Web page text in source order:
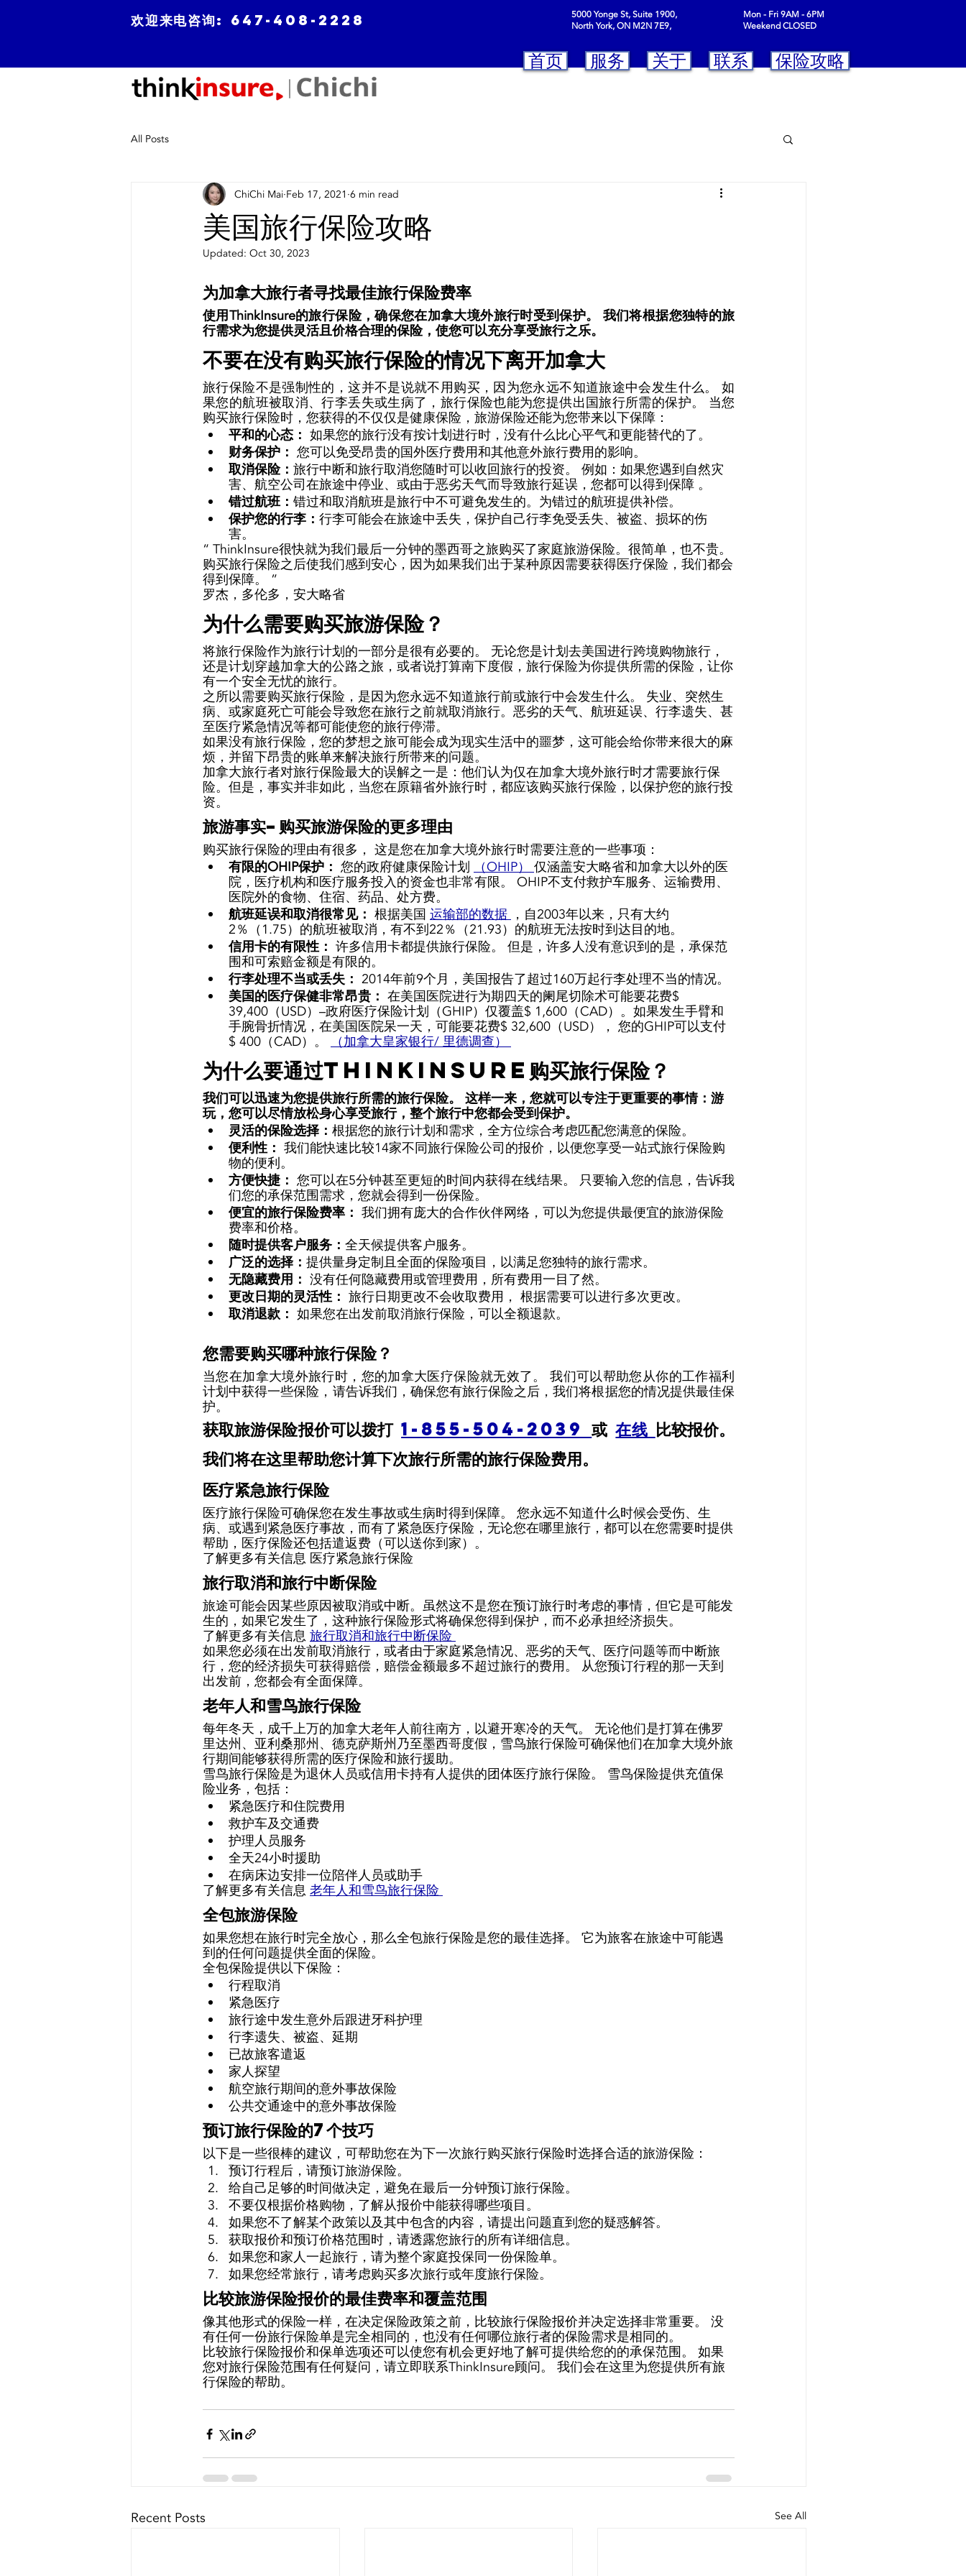
首页 服务 关于 联系 保险攻略
欢迎来电咨询: 647-408-2228
5000 Yonge St, Suite 1900,
North York, ON M2N 7E9,
Mon - Fri 9AM - 6PM
Weekend CLOSED
All Posts
美国旅行保险攻略
ChiChi Mai Feb 17, 2021 6 min read
Updated: Oct 30, 2023
为加拿大旅行者寻找最佳旅行保险费率
使用ThinkInsure的旅行保险，确保您在加拿大境外旅行时受到保护。 我们将根据您独特的旅
行需求为您提供灵活且价格合理的保险，使您可以充分享受旅行之乐。
不要在没有购买旅行保险的情况下离开加拿大
旅行保险不是强制性的，这并不是说就不用购买，因为您永远不知道旅途中会发生什么。 如
果您的航班被取消、行李丢失或生病了，旅行保险也能为您提供出国旅行所需的保护。 当您
购买旅行保险时，您获得的不仅仅是健康保险，旅游保险还能为您带来以下保障：
平和的心态： 如果您的旅行没有按计划进行时，没有什么比心平气和更能替代的了。
财务保护： 您可以免受昂贵的国外医疗费用和其他意外旅行费用的影响。
取消保险： 旅行中断和旅行取消您随时可以收回旅行的投资。 例如：如果您遇到自然灾
害、航空公司在旅途中停业、或由于恶劣天气而导致旅行延误，您都可以得到保障 。
错过航班： 错过和取消航班是旅行中不可避免发生的。为错过的航班提供补偿。
保护您的行李： 行李可能会在旅途中丢失，保护自己行李免受丢失、被盗、损坏的伤
害。
“ ThinkInsure很快就为我们最后一分钟的墨西哥之旅购买了家庭旅游保险。很简单，也不贵。
购买旅行保险之后使我们感到安心，因为如果我们出于某种原因需要获得医疗保险，我们都会
得到保障。 ”
罗杰，多伦多，安大略省
为什么需要购买旅游保险？
将旅行保险作为旅行计划的一部分是很有必要的。 无论您是计划去美国进行跨境购物旅行，
还是计划穿越加拿大的公路之旅，或者说打算南下度假，旅行保险为你提供所需的保险，让你
有一个安全无忧的旅行。
之所以需要购买旅行保险，是因为您永远不知道旅行前或旅行中会发生什么。 失业、突然生
病、或家庭死亡可能会导致您在旅行之前就取消旅行。恶劣的天气、航班延误、行李遗失、甚
至医疗紧急情况等都可能使您的旅行停滞。
如果没有旅行保险，您的梦想之旅可能会成为现实生活中的噩梦，这可能会给你带来很大的麻
烦，并留下昂贵的账单来解决旅行所带来的问题。
加拿大旅行者对旅行保险最大的误解之一是：他们认为仅在加拿大境外旅行时才需要旅行保
险。但是，事实并非如此，当您在原籍省外旅行时，都应该购买旅行保险，以保护您的旅行投
资。
旅游事实–购买旅游保险的更多理由
购买旅行保险的理由有很多， 这是您在加拿大境外旅行时需要注意的一些事项：
有限的OHIP保护： 您的政府健康保险计划 （OHIP） 仅涵盖安大略省和加拿大以外的医
院，医疗机构和医疗服务投入的资金也非常有限。 OHIP不支付救护车服务、运输费用、
医院外的食物、住宿、药品、处方费。
航班延误和取消很常见： 根据美国 运输部的数据 ，自2003年以来，只有大约
2％（1.75）的航班被取消，有不到22％（21.93）的航班无法按时到达目的地。
信用卡的有限性： 许多信用卡都提供旅行保险。 但是，许多人没有意识到的是，承保范
围和可索赔金额是有限的。
行李处理不当或丢失： 2014年前9个月，美国报告了超过160万起行李处理不当的情况。
美国的医疗保健非常昂贵： 在美国医院进行为期四天的阑尾切除术可能要花费$
39,400（USD）–政府医疗保险计划（GHIP）仅覆盖$ 1,600（CAD）。如果发生手臂和
手腕骨折情况，在美国医院呆一天，可能要花费$ 32,600（USD）， 您的GHIP可以支付
$ 400（CAD）。 （加拿大皇家银行/ 里德调查）
为什么要通过ThinkInsure购买旅行保险？
我们可以迅速为您提供旅行所需的旅行保险。 这样一来，您就可以专注于更重要的事情：游
玩，您可以尽情放松身心享受旅行，整个旅行中您都会受到保护。
灵活的保险选择： 根据您的旅行计划和需求，全方位综合考虑匹配您满意的保险。
便利性： 我们能快速比较14家不同旅行保险公司的报价，以便您享受一站式旅行保险购
物的便利。
方便快捷： 您可以在5分钟甚至更短的时间内获得在线结果。 只要输入您的信息，告诉我
们您的承保范围需求，您就会得到一份保险。
便宜的旅行保险费率： 我们拥有庞大的合作伙伴网络，可以为您提供最便宜的旅游保险
费率和价格。
随时提供客户服务： 全天候提供客户服务。
广泛的选择： 提供量身定制且全面的保险项目，以满足您独特的旅行需求。
无隐藏费用： 没有任何隐藏费用或管理费用，所有费用一目了然。
更改日期的灵活性： 旅行日期更改不会收取费用， 根据需要可以进行多次更改。
取消退款： 如果您在出发前取消旅行保险，可以全额退款。
您需要购买哪种旅行保险？
当您在加拿大境外旅行时，您的加拿大医疗保险就无效了。 我们可以帮助您从你的工作福利
计划中获得一些保险，请告诉我们，确保您有旅行保险之后，我们将根据您的情况提供最佳保
护。
获取旅游保险报价可以拨打 1-855-504-2039 或 在线 比较报价。
我们将在这里帮助您计算下次旅行所需的旅行保险费用。
医疗紧急旅行保险
医疗旅行保险可确保您在发生事故或生病时得到保障。 您永远不知道什么时候会受伤、生
病、或遇到紧急医疗事故，而有了紧急医疗保险，无论您在哪里旅行，都可以在您需要时提供
帮助，医疗保险还包括遣返费（可以送你到家）。
了解更多有关信息 医疗紧急旅行保险
旅行取消和旅行中断保险
旅途可能会因某些原因被取消或中断。虽然这不是您在预订旅行时考虑的事情，但它是可能发
生的，如果它发生了，这种旅行保险形式将确保您得到保护，而不必承担经济损失。
了解更多有关信息 旅行取消和旅行中断保险
如果您必须在出发前取消旅行，或者由于家庭紧急情况、恶劣的天气、医疗问题等而中断旅
行，您的经济损失可获得赔偿，赔偿金额最多不超过旅行的费用。 从您预订行程的那一天到
出发前，您都会有全面保障。
老年人和雪鸟旅行​​保险
每年冬天，成千上万的加拿大老年人前往南方，以避开寒冷的天气。 无论他们是打算在佛罗
里达州、亚利桑那州、德克萨斯州乃至墨西哥度假，雪鸟旅行保险可确保他们在加拿大境外旅
行期间能够获得所需的医疗保险和旅行援助。
雪鸟旅行​​保险是为退休人员或信用卡持有人提供的团体医疗旅行保险。 雪鸟保险提供充值保
险业务，包括：
紧急医疗和住院费用
救护车及交通费
护理人员服务
全天24小时援助
在病床边安排一位陪伴人员或助手
了解更多有关信息 老年人和雪鸟旅行​​保险
全包旅游保险
如果您想在旅行时完全放心，那么全包旅行保险是您的最佳选择。 它为旅客在旅途中可能遇
到的任何问题提供全面的保险。
全包保险提供以下保险：
行程取消
紧急医疗
旅行途中发生意外后跟进牙科护理
行李遗失、被盗、延期
已故旅客遣返
家人探望
航空旅行期间的意外事故保险
公共交通途中的意外事故保险
预订旅行保险的7个技巧
以下是一些很棒的建议，可帮助您在为下一次旅行购买旅行保险时选择合适的旅游保险：
预订行程后，请预订旅游保险。
给自己足够的时间做决定，避免在最后一分钟预订旅行保险。
不要仅根据价格购物，了解从报价中能获得哪些项目。
如果您不了解某个政策以及其中包含的内容，请提出问题直到您的疑惑解答。
获取报价和预订价格范围时，请透露您旅行的所有详细信息。
如果您和家人一起旅行，请为整个家庭投保同一份保险单。
如果您经常旅行，请考虑购买多次旅行或年度旅行保险。
比较旅游保险报价的最佳费率和覆盖范围
像其他形式的保险一样，在决定保险政策之前，比较旅行保险报价并决定选择非常重要。 没
有任何一份旅行保险单是完全相同的，也没有任何哪位旅行者的保险需求是相同的。
比较旅行保险报价和保单选项还可以使您有机会更好地了解可提供给您的的承保范围。 如果
您对旅行保险范围有任何疑问，请立即联系ThinkInsure顾问。 我们会在这里为您提供所有旅
行保险的帮助。
Recent Posts See All